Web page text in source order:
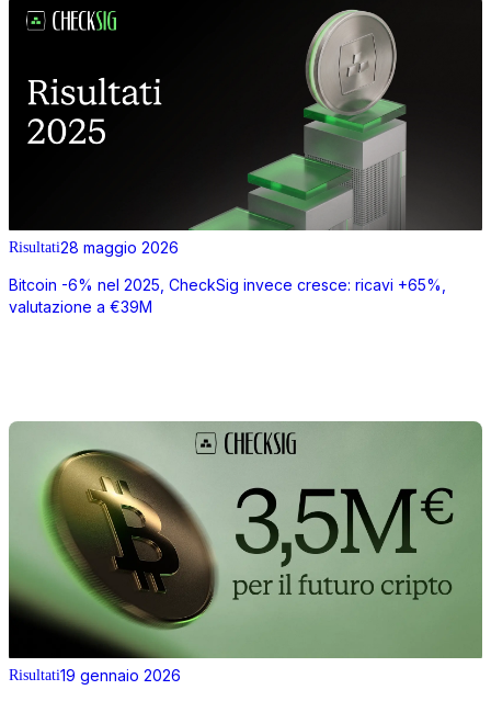
Risultati28 maggio 2026
Bitcoin -6% nel 2025, CheckSig invece cresce: ricavi +65%,
valutazione a €39M
Risultati19 gennaio 2026